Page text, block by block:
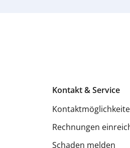
Kontakt & Service
Rechnungen
Schaden melden